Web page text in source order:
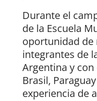
Durante el
de la Escuela
oportunidad de
integrantes de
Argentina y
Brasil,
experiencia de